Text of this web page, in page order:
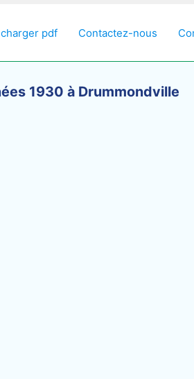
pdf Contactez-nous
1930 à Drummondville